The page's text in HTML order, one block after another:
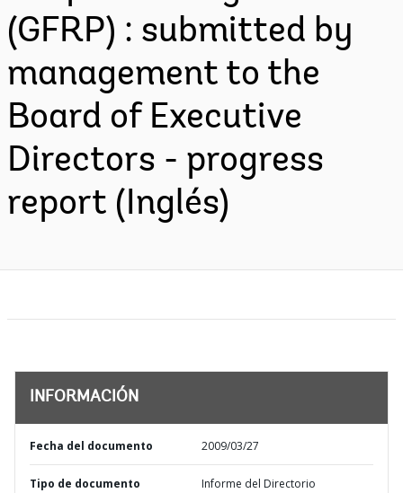
(GFRP) : submitted by
management to the
Board of Executive
Directors - progress
report (Inglés)
INFORMACIÓN
Fecha del documento 2009/03/27
Tipo de documento Informe del Directorio